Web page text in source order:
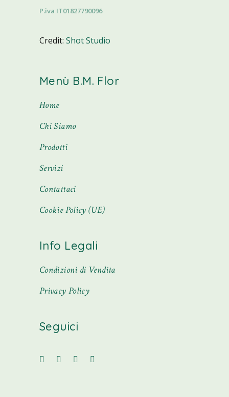
P.iva IT01827790096
Credit:Shot Studio
Menù B.M. Flor
Home
Chi Siamo
Prodotti
Servizi
Contattaci
Cookie Policy (UE)
Info Legali
Condizioni di Vendita
Privacy Policy
Seguici